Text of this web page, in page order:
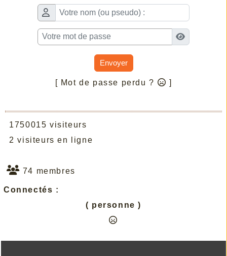
Envoyer
[ Mot de passe perdu ? ]
1750015 visiteurs
2 visiteurs en ligne
74 membres
Connectés :
( personne )